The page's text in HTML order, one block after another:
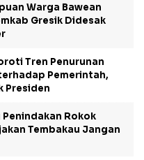
Warga Bawean
Gresik Didesak
Tren Penurunan
Pemerintah,
Presiden
Penindakan Rokok
Tembakau Jangan